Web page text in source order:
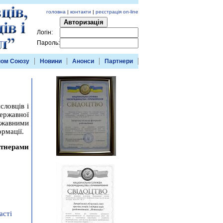
головна | контакти | реєстрація on-line
Авторизація
Логін:
Пароль:
Союзу Новини Анонси Партнери
і